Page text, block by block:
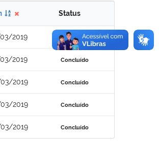
Status
2019 Concluído
2019 Concluído
2019 Concluído
2019 Concluído
2019 Concluído